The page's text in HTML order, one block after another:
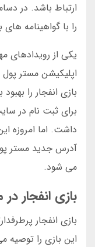
را با گواهینامه های
اپلیکیشن مستر
بازی انفجار را
برای ثبت نام در
آدرس جدید مستر
می شود.
بازی انفجار در
بازی انفجار
این بازی را